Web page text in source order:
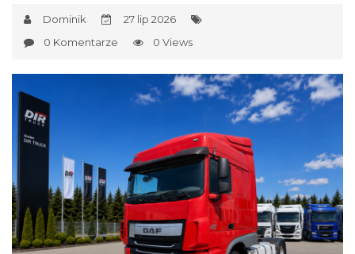
Dominik
27 lip 2026
0 Komentarze
0 Views